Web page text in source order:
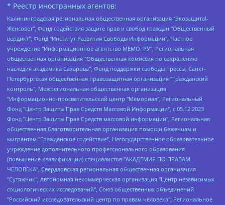
* Реестр иностранных агентов:
Калининградская региональная общественная организация "Экозащита!-Женсовет", Фонд содействия защите прав и свобод граждан "Общественный вердикт", Фонд "Институт Развития Свободы Информации", Частное учреждение "Информационное агентство МЕМО. РУ", Региональная общественная организация "Общественная комиссия по сохранению наследия академика Сахарова", Фонд поддержки свободы прессы, Санкт-Петербургская общественная правозащитная организация "Гражданский контроль", Межрегиональная общественная организация "Информационно-просветительский центр "Мемориал", Региональный Фонд "Центр Защиты Прав Средств Массовой Информации", с 05.12.2023 Фонд "Центр Защиты Прав Средств массовой информации", Региональная общественная благотворительная организация помощи беженцам и мигрантам "Гражданское содействие", Негосударственное образовательное учреждение дополнительного профессионального образования (повышение квалификации) специалистов "АКАДЕМИЯ ПО ПРАВАМ ЧЕЛОВЕКА", Свердловская региональная общественная организация "Сутяжник", Автономная некоммерческая организация "Центр независимых социологических исследований", Союз общественных объединений "Российский исследовательский центр по правам человека", Региональное общественное учреждение научно-информационный центр "МЕМОРИАЛ", Некоммерческая организация "Фонд защиты гласности", Автономная некоммерческая организация "Институт прав человека", Городская общественная организация "Екатеринбургское общество "МЕМОРИАЛ", Городская общественная организация "Рязанское историко-просветительское и правозащитное общество "Мемориал" (Рязанский Мемориал), Челябинский региональный орган общественной самодеятельности – женское общественное объединение "Женщины Евразии", Челябинский региональный орган общественной самодеятельности "Уральская правозащитная группа", Фонд содействия защите здоровья и социальной справедливости имени Андрея Рылькова, Автономная Некоммерческая Организация "Аналитический Центр Юрия Левады", Автономная некоммерческая организация социальной поддержки населения "Проект Апрель", Региональная общественная организация помощи женщинам и детям, находящимся в кризисной ситуации "Информационно-методический центр "Анна", Фонд содействия развитию массовых коммуникаций и правовому просвещению "Так-так-Так", Фонд содействия устойчивому развитию "Серебряная тайга", Свердловский региональный общественный фонд социальных проектов "Новое время", "Idel.Реалии", Кавказ.Реалии, Крым.Реалии, Телеканал Настоящее Время, Татаро-башкирская служба Радио Свобода (Azatliq Radiosi), Радио Свободная Европа/Радио Свобода (PCE/PC), "Сибирь.Реалии", "Фактограф", Благотворительный фонд помощи осужденным и их семьям, Автономная некоммерческая организация "Институт глобализации и социальных движений", Фонд "В защиту прав заключенных", Частное учреждение "Центр поддержки и содействия развитию средств массовой информации", Пензенский региональный общественный благотворительный фонд "Гражданский союз", "Север.Реалии", Некоммерческая организация Фонд "Правовая инициатива", Общество с ограниченной ответственностью "Радио Свободная Европа/Радио Свобода", Чешское информационное агентство "MEDIUM-ORIENT", Красноярская региональная общественная организация "Мы против СПИДа", Камалягин Денис Николаевич, Маркелов Сергей Евгеньевич, Пономарев Лев Александрович, Савицкая Людмила Алексеевна, Автономная некоммерческая организация "Центр по работе с проблемой насилия "НАСИЛИЮ.НЕТ", Межрегиональный профессиональный союз работников здравоохранения "Альянс врачей", Юридическое лицо, зарегистрированное в Латвийской Республике, SIA "Medusa Project" (регистрационный номер 40103797863, дата регистрации 10.06.2014), Некоммерческая организация "Фонд по борьбе с коррупцией", Автономная некоммерческая организация "Институт права и публичной политики", Баданин Роман Сергеевич, Гликин Максим Александрович, Железнова Мария Михайловна, Лукьянова Юлия Сергеевна, Маетная Елизавета Витальевна, Маняхин Петр Борисович, Чуракова Ольга Владимировна, Ярош Юлия Петровна, Юридическое лицо "The Insider SIA", зарегистрированное в Риге, Латвийская Республика (дата регистрации 26.06.2015), являющееся администратором доменного имени интернет-издания "The Insider SIA", https://theins.ru, Постернак Алексей Евгеньевич, Рубин Михаил Аркадьевич, Анин Роман Александрович, Юридическое лицо Istories fonds, зарегистрированное в Латвийской Республике (регистрационный номер 50008295751, дата регистрации 24.02.2020), Великовский Дмитрий Александрович, Долинина Ирина Николаевна, Мароховская Алеся Алексеевна, Шлейнов Роман Юрьевич, Шмагун Олеся Валентиновна, Общество с ограниченной ответственностью "Альтаир 2021", Общество с ограниченной ответственностью "Вега 2021", Общество с ограниченной ответственностью "Главный редактор 2021", Общество с ограниченной ответственностью "Ромашки монолит", Важенков Артем Валерьевич, Ивановская областная общественная организация "Центр гендерных исследований", Гурман Юрий Альбертович, Медиапроект "ОВД-Инфо", Егоров Владимир Владимирович, Жилинский Владимир Александрович, Общество с ограниченной ответственностью "ЗП", Иванова София Юрьевна, Карезина Инна Павловна, Кильтау Екатерина Викторовна, Петров Алексей Викторович, Пискунов Сергей Евгеньевич, Смирнов Сергей Сергеевич, Тихонов Михаил Сергеевич, Общество с ограниченной ответственностью "ЖУРНАЛИСТ-ИНОСТРАННЫЙ АГЕНТ", Арапова Галина Юрьевна, Вольтская Татьяна Анатольевна, Американская компания "Mason G.E.S. Anonymous Foundation" (США), являющаяся владельцем интернет-издания https://mnews.world/, Компания "Stichting Bellingcat", зарегистрированная в Нидерландах (дата регистрации 11.07.2018), Захаров Андрей Вячеславович, Клепиковская Екатерина Дмитриевна, Общество с ограниченной ответственностью "МЕМО", Перл Роман Александрович, Симонов Евгений Алексеевич, Соловьева Елена Анатольевна, Сотников Даниил Владимирович, Сурначева Елизавета Дмитриевна, Автономная некоммерческая организация по защите прав человека и информированию населения "Якутия – Наше Мнение", Общество с ограниченной ответственностью "Москоу диджитал медиа", с 26.01.2023 Общество с ограниченной ответственностью "Чайка Белые сады", Ветошкина Валерия Валерьевна, Заговора Максим Александрович, Межрегиональное общественное движение "Российская ЛГБТ - сеть", Оленичев Максим Владимирович, Павлов Иван Юрьевич, Скворцова Елена Сергеевна, Общество с ограниченной ответственностью "Как бы инагент", Кочетков Игорь Викторович, Общество с ограниченной ответственностью "Честные выборы", Еланчик Олег Александрович, Общество с ограниченной ответственностью "Нобелевский призыв", Гималова Регина Эмилевна, Григорьев Андрей Валерьевич, Григорьева Алина Александровна, Ассоциация по содействию защите прав призывников, альтернативнослужащих и военнослужащих "Правозащитная группа "Гражданин.Армия.Право", Хисамова Регина Фаритовна, Автономная некоммерческая организация по реализации социально-правовых программ "Лилит", Дальневосточное общественное движение "Маяк", Санкт-Петербургская ЛГБТ-инициативная группа "Выход", Инициативная группа ЛГБТ+ "Реверс", Алексеев Андрей Викторович, Бекбулатова Таисия Львовна, Беляев Иван Михайлович, Владыкина Елена Сергеевна, Гельман Марат Александрович, Никульшина Вероника Юрьевна, Толоконникова Надежда Андреевна, Шендерович Виктор Анатольевич, Общество с ограниченной ответственностью "Данное сообщение", Общество с ограниченной ответственностью Издательский дом "Новая глава", Айнбиндер Александра Александровна, Московский комьюнити-центр для ЛГБТ+инициатив, Благотворительный фонд развития филантропии, Deutsche Welle (Германия, Kurt-Schumacher-Strasse 3, 53113 Bonn), Борзунова Мария Михайловна, Воробьев Виктор Викторович, Голубева Анна Львовна, Константинова Алла Михайловна, Малкова Ирина Владимировна, Мурадов Мурад Абдулгалимович, Осетинская Елизавета Николаевна, Понасенков Евгений Николаевич, Ганапольский Матвей Юрьевич, Киселев Евгений Алексеевич, Борухович Ирина Григорьевна, Дремин Иван Тимофеевич, Дубровский Дмитрий Викторович, Красноярская региональная общественная организация поддержки и развития альтернативных образовательных технологий и межкультурных коммуникаций "ИНТЕРРА", Маяковская Екатерина Алексеевна, Фейгин Марк Захарович, Филимонов Андрей Викторович, Дзугкоева Регина Николаевна, Доброхотов Роман Александрович, Дудь Юрий Александрович, Елкин Сергей Владимирович, Кругликов Кирилл Игоревич, Сабунаева Мария Леонидовна, Семенов Алексей Владимирович, Шаинян Карен Багратович, Шульман Екатерина Михайловна, Асафьев Артур Валерьевич, Вахштайн Виктор Семенович, Венедиктов Алексей Алексеевич, Лушникова Екатерина Евгеньевна, Волков Леонид Михайлович, Невзоров Александр Глебович, Пархоменко Сергей Борисович, Сироткин Ярослав Николаевич, Кара-Мурза Владимир Владимирович, Баранова Наталья Владимировна, Гозман Леонид Яковлевич, Кагарлицкий Борис Юльевич, Климарев Михаил Валерьевич, Милов Владимир Станиславович, Автономная некоммерческая организация Краснодарский центр современного искусства "Типография", Моргенштерн Алишер Тагирович, Соболь Любовь Эдуардовна, Общество с ограниченной ответственностью "ЛИЗА НОРМ", Каспаров Гарри Кимович, Ходорковский Михаил Борисович, Общество с ограниченной ответственностью "Апрельские тезисы", Данилович Ирина Брониславовна, Кашин Олег Владимирович, Петров Николай Владимирович, Пивоваров Алексей Владимирович, Соколов Михаил Владимирович, Цветкова Юлия Владимировна, Чичваркин Евгений Александрович, Комитет против пыток/Команда против пыток, Общество с ограниченной ответственностью "Первый научный", Общество с ограниченной ответственностью "Вертолет и ко", Белоцерковская Вероника Борисовна, Кац Максим Евгеньевич, Лазарева Татьяна Юрьевна, Шаведдинов Руслан Табризович, Яшин Илья Валерьевич, Общество с ограниченной ответственностью "Иноагент ААВ", Алешковский Дмитрий Петрович, Альбац Евгения Марковна, Быков Дмитрий Львович, Галямина Юлия Евгеньевна, Лойко Сергей Леонидович, Мартынов Кирилл Константинович, Медведев Сергей Александрович, Крашенинников Федор Геннадиевич, Гордеева Катерина Вл